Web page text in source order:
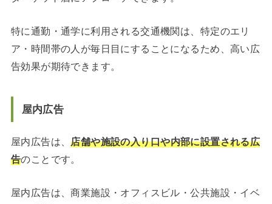
特に通勤・通学に利用される交通機関は、特定のエリ
ア・時間帯の人が毎日目にすることになるため、高い広
告効果が期待できます。
屋内広告
屋内広告は、 店舗や施設の入り口や内部に設置される広
告のことです。
屋内広告は、商業施設・オフィスビル・公共施設・イベ